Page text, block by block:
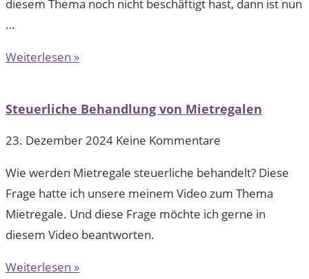
diesem Thema noch nicht beschäftigt hast, dann ist nun
…
Weiterlesen »
Steuerliche Behandlung von Mietregalen
23. Dezember 2024 Keine Kommentare
Wie werden Mietregale steuerliche behandelt? Diese
Frage hatte ich unsere meinem Video zum Thema
Mietregale. Und diese Frage möchte ich gerne in
diesem Video beantworten.
Weiterlesen »